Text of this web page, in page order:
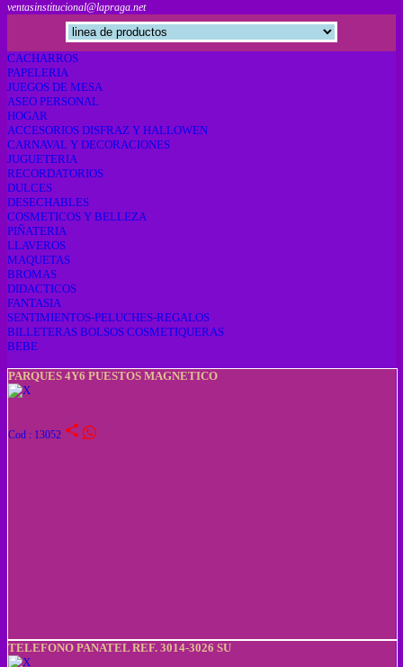
ventasinstitucional@lapraga.net
CACHARROS
PAPELERIA
JUEGOS DE MESA
ASEO PERSONAL
HOGAR
ACCESORIOS DISFRAZ Y HALLOWEN
CARNAVAL Y DECORACIONES
JUGUETERIA
RECORDATORIOS
DULCES
DESECHABLES
COSMETICOS Y BELLEZA
PIÑATERIA
LLAVEROS
MAQUETAS
BROMAS
DIDACTICOS
FANTASIA
SENTIMIENTOS-PELUCHES-REGALOS
BILLETERAS BOLSOS COSMETIQUERAS
BEBE
PARQUES 4Y6 PUESTOS MAGNETICO
Cod : 13052 share
TELEFONO PANATEL REF. 3014-3026 SU